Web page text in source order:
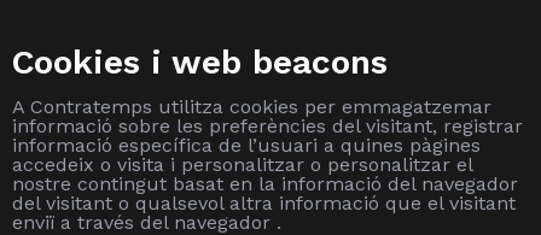
Cookies i web beacons
A Contratemps utilitza cookies per emmagatzemar
informació sobre les preferències del visitant, registrar
informació específica de l’usuari a quines pàgines
accedeix o visita i personalitzar o personalitzar el
nostre contingut basat en la informació del navegador
del visitant o qualsevol altra informació que el visitant
enviï a través del navegador .